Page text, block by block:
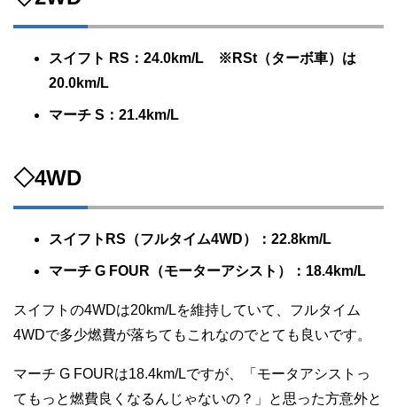
スイフト RS：24.0km/L ※RSt（ターボ車）は
20.0km/L
マーチ S：21.4km/L
◇4WD
スイフトRS（フルタイム4WD）：22.8km/L
マーチ G FOUR（モーターアシスト）：18.4km/L
スイフトの4WDは20km/Lを維持していて、フルタイム
4WDで多少燃費が落ちてもこれなのでとても良いです。
マーチ G FOURは18.4km/Lですが、「モータアシストっ
てもっと燃費良くなるんじゃないの？」と思った方意外と